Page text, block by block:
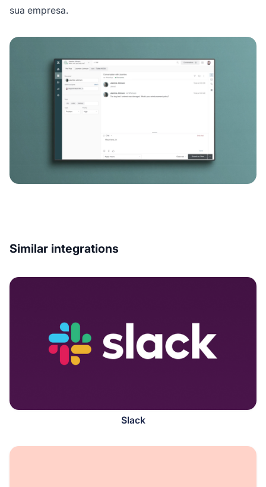
sua empresa.
Similar integrations
Slack